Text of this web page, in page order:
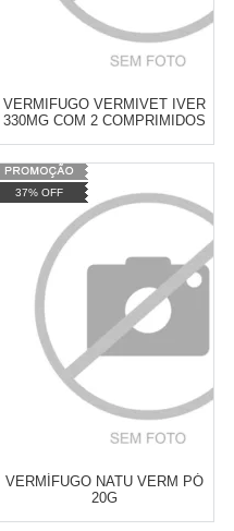
VERMIFUGO VERMIVET IVER
330MG COM 2 COMPRIMIDOS
Varejo:
Atacado: R$ 2.550,90 (Apenas
Revendedor)
10
Cat:VERMÍFUGOS
COMPRAR
37% OFF
VERMÍFUGO NATU VERM PÓ
20G